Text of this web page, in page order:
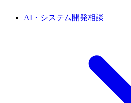
AI・システム開発相談